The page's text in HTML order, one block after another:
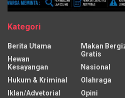
Kategori
Berita Utama
Hewan
Kesayangan
Hukum & Kriminal
Iklan/Advetorial
Makan
Gratis
Nasional
Olahraga
Opini